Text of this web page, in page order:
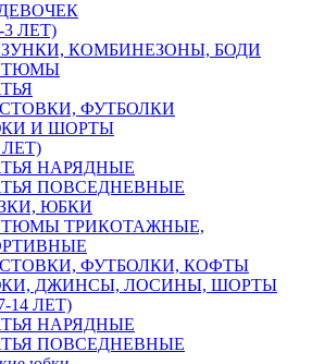
ЛЕТ)
КОМБИНЕЗОНЫ, БОДИ
ФУТБОЛКИ
И ШОРТЫ
ЛЕТ)
НАРЯДНЫЕ
ПОВСЕДНЕВНЫЕ
ЮБКИ
ТРИКОТАЖНЫЕ,
ФУТБОЛКИ, КОФТЫ
ДЖИНСЫ, ЛОСИНЫ, ШОРТЫ
14 ЛЕТ)
НАРЯДНЫЕ
ПОВСЕДНЕВНЫЕ